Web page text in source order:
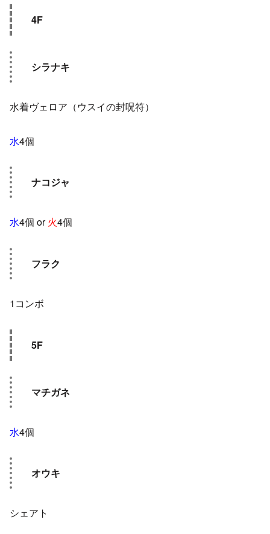
4F
シラナキ
水着ヴェロア（ウスイの封呪符）
水4個
ナコジャ
水4個 or火4個
フラク
1コンボ
5F
マチガネ
水4個
オウキ
シェアト